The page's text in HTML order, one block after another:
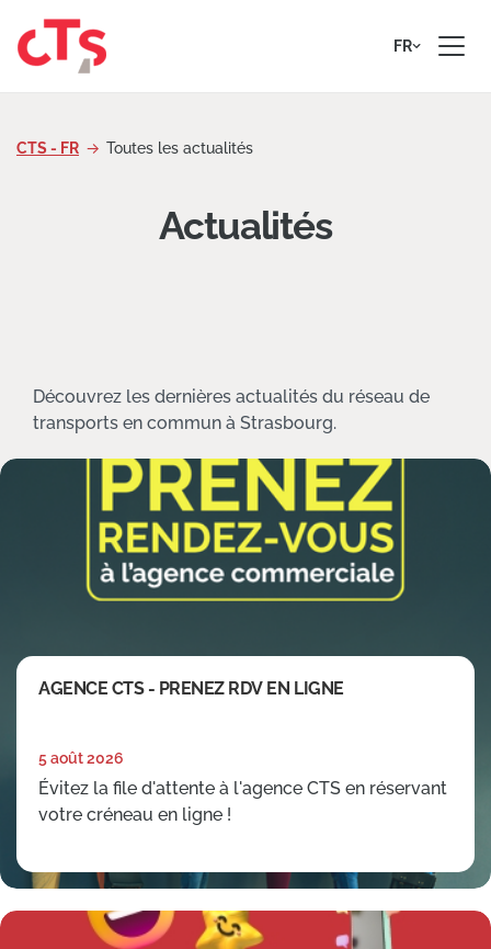
FR
CTS - FR Toutes les actualités
Actualités
Découvrez les dernières actualités du réseau de
transports en commun à Strasbourg.
AGENCE CTS - PRENEZ RDV EN LIGNE
5 août 2026
Évitez la file d'attente à l'agence CTS en réservant
votre créneau en ligne !